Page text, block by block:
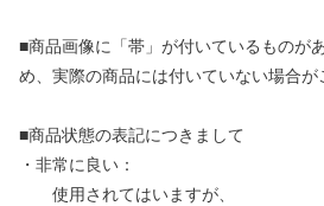
■商品画像に「帯」が付いているものが
め、実際の商品には付いていない場合が
■商品状態の表記につきまして
・非常に良い：
使用されてはいますが、